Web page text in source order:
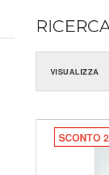
VISUALIZZA
SCONTO